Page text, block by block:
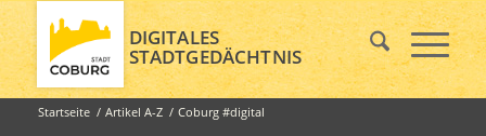
DIGITALES
STADTGEDÄCHTNIS
Startseite / Artikel A-Z / Coburg #digital